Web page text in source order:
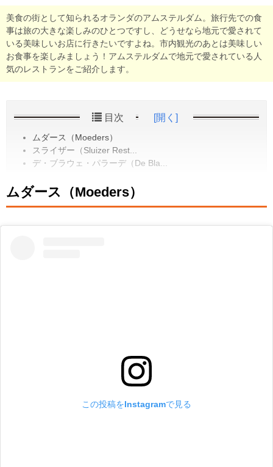
美食の街として知られるオランダのアムステルダム。旅行先での食
事は旅の大きな楽しみのひとつですし、どうせなら地元で愛されて
いる美味しいお店に行きたいですよね。市内観光のあとは美味しい
お食事を楽しみましょう！アムステルダムで地元で愛されている人
気のレストランをご紹介します。
目次 [開く]
ムダース（Moeders）
スライザー（Sluizer Rest...
デ・ブラウェ・パラーデ（De Bla...
ムダース（Moeders）
この投稿をInstagramで見る